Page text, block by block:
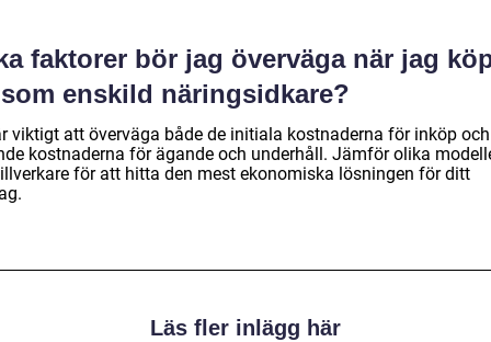
faktorer bör jag överväga när jag
enskild näringsidkare?
viktigt att överväga både de initiala kostnaderna för inköp
kostnaderna för ägande och underhåll. Jämför olika
för att hitta den mest ekonomiska lösningen för ditt
Läs fler inlägg här